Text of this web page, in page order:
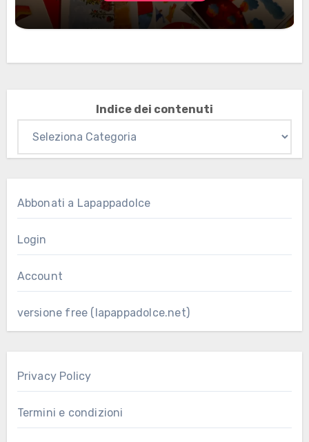
Marzo 2026: nuovi materiali stampabili
per gli abbonati
Indice dei contenuti
Abbonati a Lapappadolce
Login
Account
versione free (lapappadolce.net)
Privacy Policy
Termini e condizioni